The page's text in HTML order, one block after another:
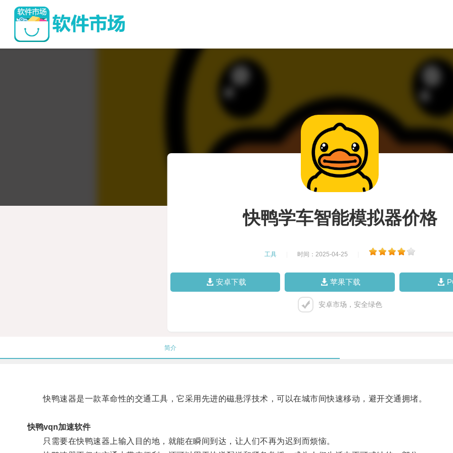
快鸭学车智能模拟器价格
工具 时间：2025-04-25
安卓下载 苹果下载
安卓市场，安全绿色
简介
快鸭速器是一款革命性的交通工具，它采用先进的磁悬浮技术，可以在城市间快速移动，避开交通拥堵。
快鸭vqn加速软件
只需要在快鸭速器上输入目的地，就能在瞬间到达，让人们不再为迟到而烦恼。